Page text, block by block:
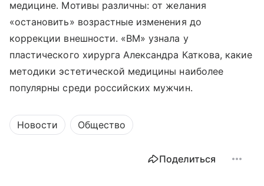
медицине. Мотивы различны: от желания
«остановить» возрастные изменения до
коррекции внешности. «ВМ» узнала у
пластического хирурга Александра Каткова, какие
методики эстетической медицины наиболее
популярны среди российских мужчин.
Новости Общество
Поделиться